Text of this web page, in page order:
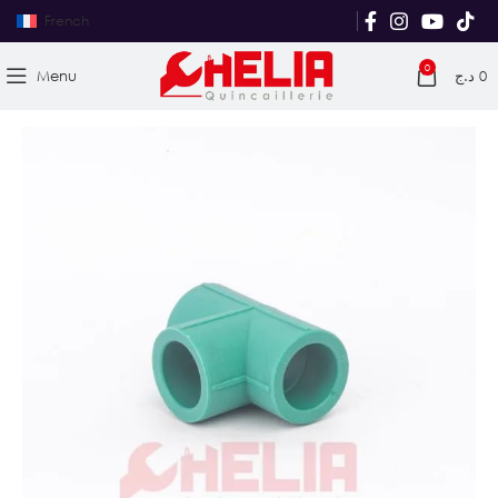
French
Menu 0 0 د.ج